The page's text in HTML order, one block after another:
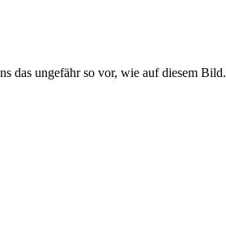
das ungefähr so vor, wie auf diesem Bild.